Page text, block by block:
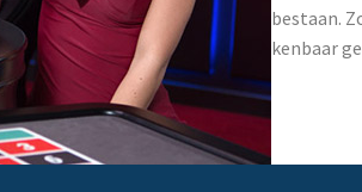
bestaan.
kenbaar